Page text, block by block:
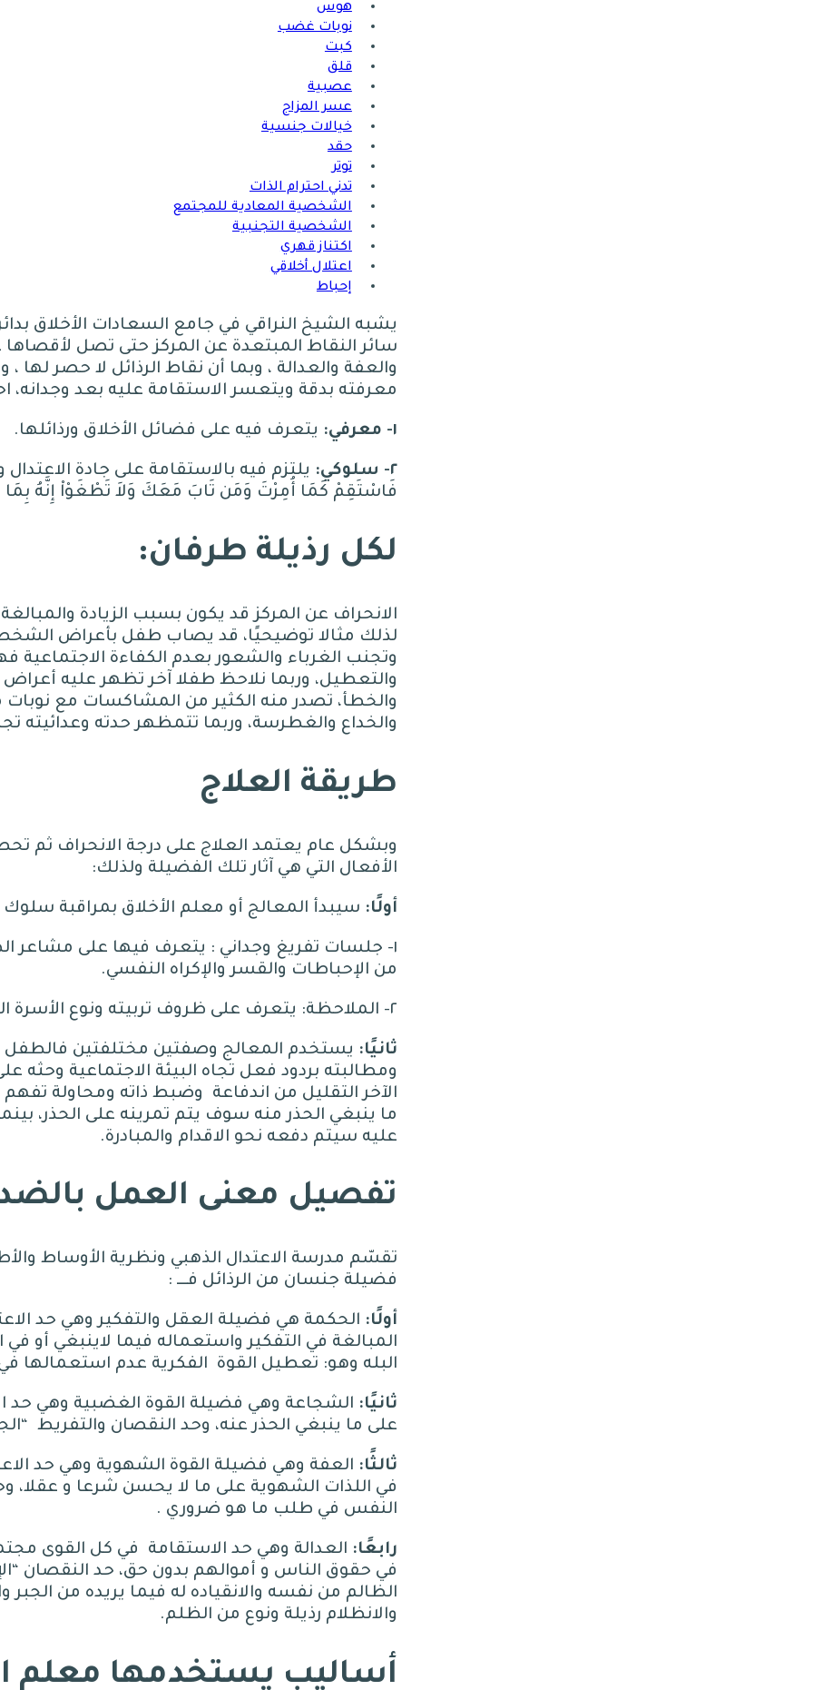
هوس
نوبات غضب
كبت
قلق
عصبية
عسر المزاج
خيالات جنسية
حقد
توتر
تدني احترام الذات
الشخصية المعادية للمجتمع
الشخصية التجنبية
اكتناز قهري
اعتلال أخلاقي
إحباط
يشبه الشيخ النراقي في جامع السعادات الأخلاق
سائر النقاط المبتعدة عن المركز حتى تصل
والعفة والعدالة ، وبما أن نقاط الرذائل لا حصر
معرفته بدقة ويتعسر الاستقامة عليه بعد وجدانه،
١- معرفي : يتعرف فيه على فضائل الأخلاق ورذائلها .
٢- سلوكي:
يلتزم فيه بالاستقامة على جادة
فَاسْتَقِمْ كَمَا أُمِرْتَ وَمَن تَابَ مَعَكَ وَلاَ تَطْغَوْاْ إِنَّهُ
لكل رذيلة طرفان:
الانحراف عن المركز قد يكون بسبب الزيادة
لذلك مثالا توضيحيًا، قد يصاب طفل بأعراض
وتجنب الغرباء والشعور بعدم الكفاءة الاجتماعية
والتعطيل، وربما نلاحظ طفلا آخر تظهر عليه أعراض
والخطأ، تصدر منه الكثير من المشاكسات مع
والخداع والغطرسة، وربما تتمظهر حدته وعدائيته
طريقة العلاج
وبشكل عام يعتمد العلاج على درجة الانحراف ثم
الأفعال التي هي آثار تلك الفضيلة ولذلك:
أولًا: سيبدأ المعالج أو معلم الأخلاق بمراقبة
١- جلسات تفريغ وجداني : يتعرف فيها على مشاعر
من الإحباطات والقسر والإكراه النفسي.
٢- الملاحظة : يتعرف على ظروف تربيته ونوع الأسرة
ثانيًا: يستخدم المعالج وصفتين مختلفتين فالطفل
ومطالبته بردود فعل تجاه البيئة الاجتماعية وحثه
الآخر التقليل من اندفاعة
وضبط ذاته ومحاولة تفهم
ما ينبغي الحذر منه سوف يتم تمرينه على الحذر،
عليه سيتم دفعه نحو الاقدام والمبادرة.
تفصيل معنى العمل
تقسّم مدرسة الاعتدال الذهبي ونظرية الأوساط
فضيلة جنسان من الرذائل فـــ :
أولًا: الحكمة هي فضيلة العقل والتفكير وهي حد
المبالغة في التفكير واستعماله فيما لاينبغي أو في
البله وهو: تعطيل القوة الفكرية عدم استعمالها
ثانيًا: الشجاعة وهي فضيلة القوة الغضبية وهي حد
على ما ينبغي الحذر عنه، وحد النقصان والتفريط “
ثالثًا: العفة وهي فضيلة القوة الشهوية وهي حد
في اللذات الشهوية على ما لا يحسن شرعا و عقلا،
النفس في طلب ما هو ضروري .
رابعًا: العدالة وهي حد الاستقامة
في كل القوى
في حقوق الناس و أموالهم بدون حق، حد النقصان “
الظالم من نفسه والانقياده له فيما يريده من
والانظلام رذيلة ونوع من الظلم.
أساليب يستخدمها معلم